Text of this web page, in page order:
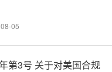
08-05
第3号 关于对美国合规